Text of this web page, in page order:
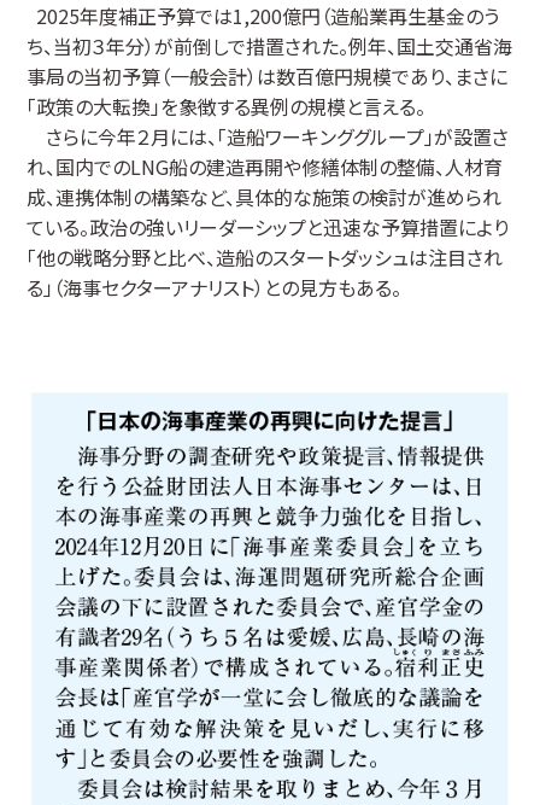
2025年度補正予算では1,200億円（造船業再生基金のう
ち、当初３年分）が前倒しで措置された。例年、国土交通省海
事局の当初予算（一般会計）は数百億円規模であり、まさに
「政策の大転換」を象徴する異例の規模と言える。
さらに今年２月には、「造船ワーキンググループ」が設置さ
れ、国内でのLNG船の建造再開や修繕体制の整備、人材育
成、連携体制の構築など、具体的な施策の検討が進められ
ている。政治の強いリーダーシップと迅速な予算措置により
「他の戦略分野と比べ、造船のスタートダッシュは注目され
る」（海事セクターアナリスト）との見方もある。